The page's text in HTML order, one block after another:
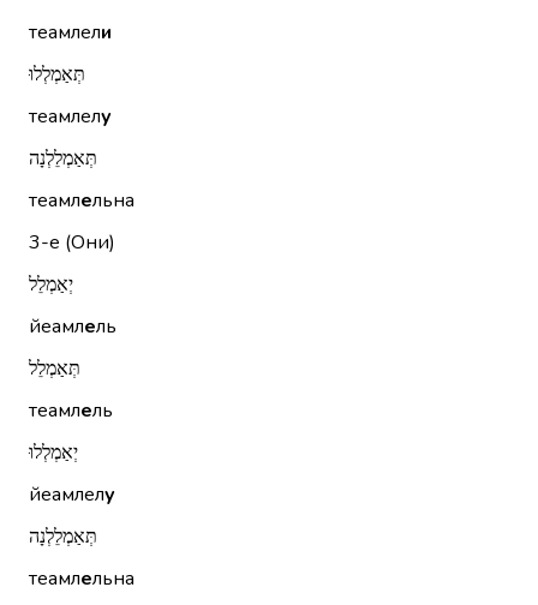
теамлели
תְּאַמְלְלוּ
теамлелу
תְּאַמְלֵלְנָה
теамлельна
3-е (Они)
יְאַמְלֵל
йеамлель
תְּאַמְלֵל
теамлель
יְאַמְלְלוּ
йеамлелу
תְּאַמְלֵלְנָה
теамлельна